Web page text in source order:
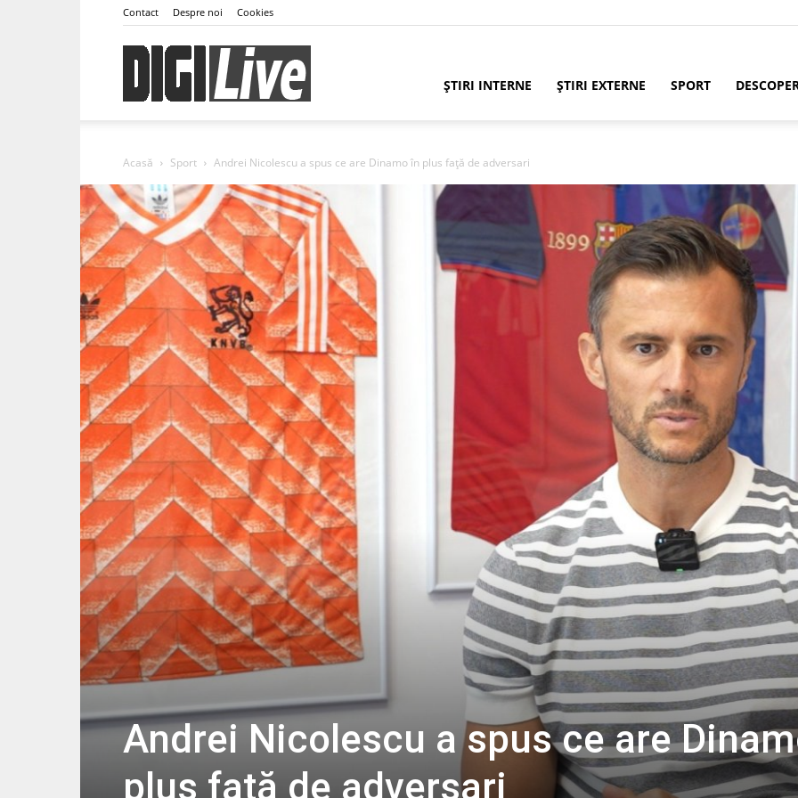
Contact Despre noi Cookies
ȘTIRI INTERNE ȘTIRI EXTERNE SPORT
Acasă Sport Andrei Nicolescu a spus ce are Dinamo în plus față de adversari
Andrei Nicolescu a spus ce are
plus față de adversari